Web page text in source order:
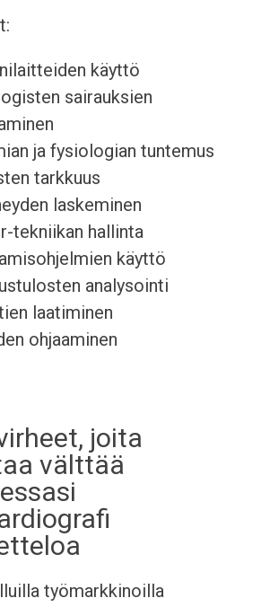
käyttö
sairauksien
ja fysiologian tuntemus
tarkkuus
laskeminen
tekniikan hallinta
käyttö
analysointi
laatiminen
ohjaaminen
joita
välttää
työmarkkinoilla